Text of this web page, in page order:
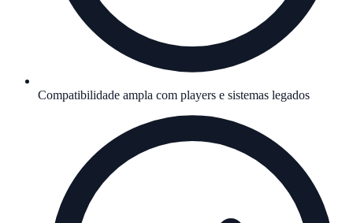
Compatibilidade ampla com players e sistemas legados